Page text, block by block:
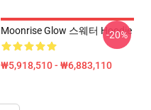
Moonrise Glow 스웨터 Hoodie
₩5,918,510 - ₩6,883,110
-20%